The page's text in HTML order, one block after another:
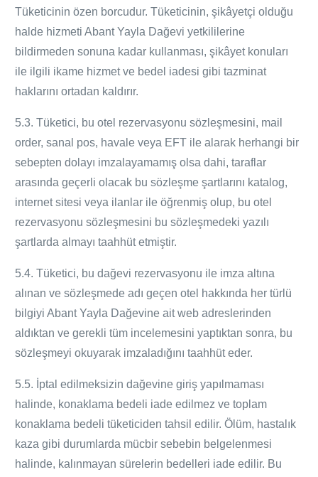
Tüketicinin özen borcudur. Tüketicinin, şikâyetçi olduğu
halde hizmeti Abant Yayla Dağevi yetkililerine
bildirmeden sonuna kadar kullanması, şikâyet konuları
ile ilgili ikame hizmet ve bedel iadesi gibi tazminat
haklarını ortadan kaldırır.
5.3. Tüketici, bu otel rezervasyonu sözleşmesini, mail
order, sanal pos, havale veya EFT ile alarak herhangi bir
sebepten dolayı imzalayamamış olsa dahi, taraflar
arasında geçerli olacak bu sözleşme şartlarını katalog,
internet sitesi veya ilanlar ile öğrenmiş olup, bu otel
rezervasyonu sözleşmesini bu sözleşmedeki yazılı
şartlarda almayı taahhüt etmiştir.
5.4. Tüketici, bu dağevi rezervasyonu ile imza altına
alınan ve sözleşmede adı geçen otel hakkında her türlü
bilgiyi Abant Yayla Dağevine ait web adreslerinden
aldıktan ve gerekli tüm incelemesini yaptıktan sonra, bu
sözleşmeyi okuyarak imzaladığını taahhüt eder.
5.5. İptal edilmeksizin dağevine giriş yapılmaması
halinde, konaklama bedeli iade edilmez ve toplam
konaklama bedeli tüketiciden tahsil edilir. Ölüm, hastalık
kaza gibi durumlarda mücbir sebebin belgelenmesi
halinde, kalınmayan sürelerin bedelleri iade edilir. Bu